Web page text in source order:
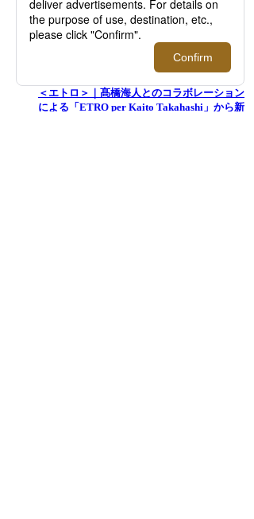
＜エトロ＞｜髙橋海人とのコラボレーション
による「ETRO per Kaito Takahashi」から新